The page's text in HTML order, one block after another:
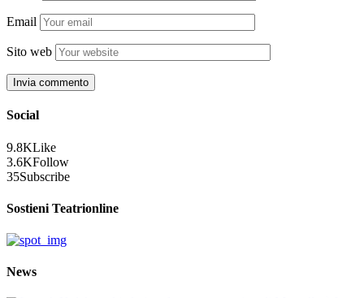
Email
Sito web
Social
9.8KLike
3.6KFollow
35Subscribe
Sostieni Teatrionline
News